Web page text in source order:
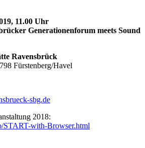
11.00 Uhr
Generationenforum meets Sound
Ravensbrück
Fürstenberg/Havel
sbg.de
2018:
START-with-Browser.html